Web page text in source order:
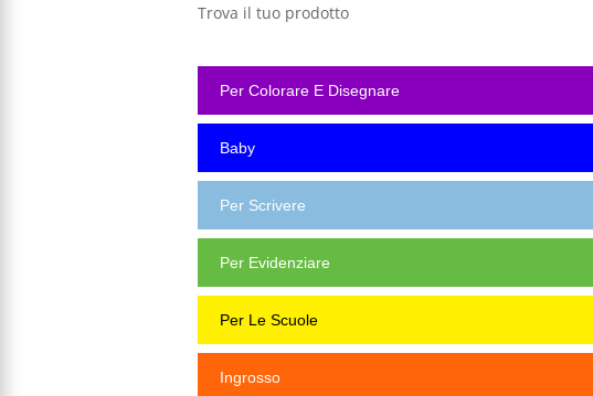
Trova il tuo prodotto
Per Colorare E Disegnare
Baby
Per Scrivere
Per Evidenziare
Per Le Scuole
Ingrosso